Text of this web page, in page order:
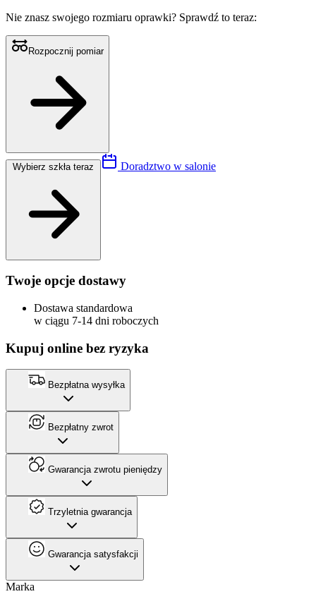
Nie znasz swojego rozmiaru oprawki? Sprawdź to teraz:
Rozpocznij pomiar
Doradztwo w salonie
Twoje opcje dostawy
Dostawa standardowa
w ciągu 7-14 dni roboczych
Kupuj online bez ryzyka
Bezpłatna wysyłka
Bezpłatny zwrot
Gwarancja zwrotu pieniędzy
Trzyletnia gwarancja
Gwarancja satysfakcji
Marka